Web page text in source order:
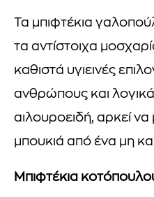
Τα μπιφτέκια
τα αντίστοιχα
καθιστά υγιεινές
ανθρώπους και λογικά
αιλουροειδή, αρκεί να
μπουκιά από ένα μη
Μπιφτέκια